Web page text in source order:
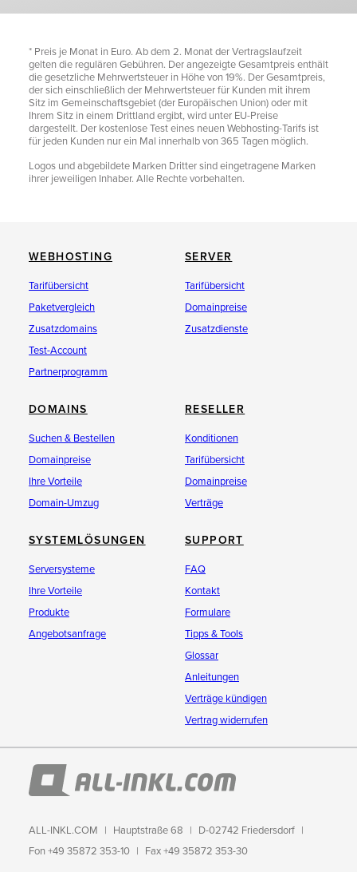
* Preis je Monat in Euro. Ab dem 2. Monat der Vertragslaufzeit
gelten die regulären Gebühren. Der angezeigte Gesamtpreis enthält
die gesetzliche Mehrwertsteuer in Höhe von 19%. Der Gesamtpreis,
der sich einschließlich der Mehrwertsteuer für Kunden mit ihrem
Sitz im Gemeinschaftsgebiet (der Europäischen Union) oder mit
Ihrem Sitz in einem Drittland ergibt, wird unter EU-Preise
dargestellt. Der kostenlose Test eines neuen Webhosting-Tarifs ist
für jeden Kunden nur ein Mal innerhalb von 365 Tagen möglich.
Logos und abgebildete Marken Dritter sind eingetragene Marken
ihrer jeweiligen Inhaber. Alle Rechte vorbehalten.
WEBHOSTING
Tarifübersicht
Paketvergleich
Zusatzdomains
Test-Account
Partnerprogramm
SERVER
Tarifübersicht
Domainpreise
Zusatzdienste
DOMAINS
Suchen & Bestellen
Domainpreise
Ihre Vorteile
Domain-Umzug
RESELLER
Konditionen
Tarifübersicht
Domainpreise
Verträge
SYSTEMLÖSUNGEN
Serversysteme
Ihre Vorteile
Produkte
Angebotsanfrage
SUPPORT
FAQ
Kontakt
Formulare
Tipps & Tools
Glossar
Anleitungen
Verträge kündigen
Vertrag widerrufen
ALL-INKL.COM Hauptstraße 68
D-02742 Friedersdorf
Fon +49 35872 353-10
Fax +49 35872 353-30